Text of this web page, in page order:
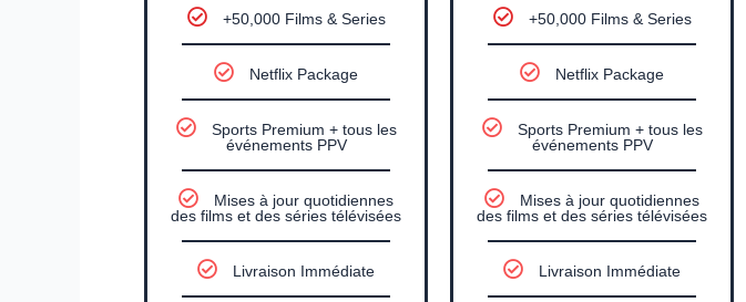
+50,000 Films & Series
Netflix Package
Sports Premium + tous les
événements PPV
Mises à jour quotidiennes
des films et des séries télévisées
Livraison Immédiate
+50,000 Films & Series
Netflix Package
Sports Premium + tous les
événements PPV
Mises à jour quotidiennes
des films et des séries télévisées
Livraison Immédiate